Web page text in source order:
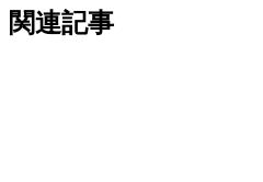
関連記事